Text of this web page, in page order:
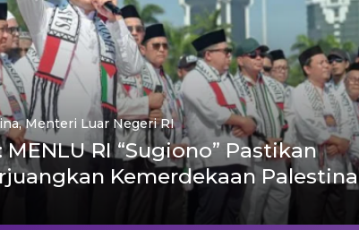
,Menteri Luar Negeri RI
RI “Sugiono” Pastikan
Kemerdekaan Palestina